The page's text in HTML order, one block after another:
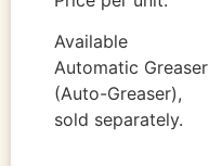
Available
Automatic Greaser
(Auto-Greaser),
sold separately.